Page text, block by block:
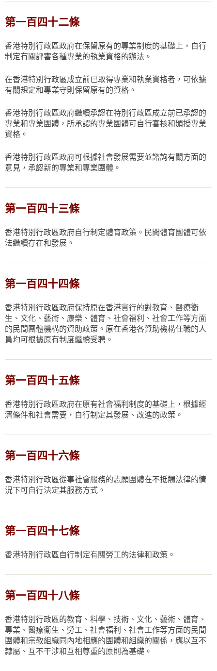
第一百四十二條
香港特別行政區政府在保留原有的專業制度的基礎上，自行
制定有關評審各種專業的執業資格的辦法。
在香港特別行政區成立前已取得專業和執業資格者，可依據
有關規定和專業守則保留原有的資格。
香港特別行政區政府繼續承認在特別行政區成立前已承認的
專業和專業團體，所承認的專業團體可自行審核和頒授專業
資格。
香港特別行政區政府可根據社會發展需要並諮詢有關方面的
意見，承認新的專業和專業團體。
第一百四十三條
香港特別行政區政府自行制定體育政策。民間體育團體可依
法繼續存在和發展。
第一百四十四條
香港特別行政區政府保持原在香港實行的對教育、醫療衞
生、文化、藝術、康樂、體育、社會福利、社會工作等方面
的民間團體機構的資助政策。原在香港各資助機構任職的人
員均可根據原有制度繼續受聘。
第一百四十五條
香港特別行政區政府在原有社會福利制度的基礎上，根據經
濟條件和社會需要，自行制定其發展、改進的政策。
第一百四十六條
香港特別行政區從事社會服務的志願團體在不抵觸法律的情
況下可自行決定其服務方式。
第一百四十七條
香港特別行政區自行制定有關勞工的法律和政策。
第一百四十八條
香港特別行政區的教育、科學、技術、文化、藝術、體育、
專業、醫療衞生、勞工、社會福利、社會工作等方面的民間
團體和宗教組織同內地相應的團體和組織的關係，應以互不
隸屬、互不干涉和互相尊重的原則為基礎。